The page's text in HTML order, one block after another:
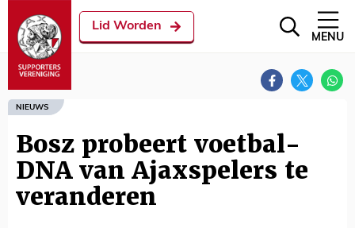
Lid Worden
MENU
NIEUWS
Bosz probeert voetbal-
DNA van Ajaxspelers te
veranderen